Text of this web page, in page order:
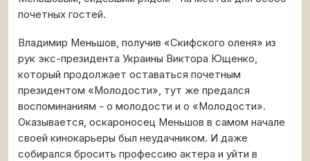
почетных гостей.
Владимир Меньшов, получив «Скифского оленя» из
рук экс-президента Украины Виктора Ющенко,
который продолжает оставаться почетным
президентом «Молодости», тут же предался
воспоминаниям - о молодости и о «Молодости».
Оказывается, оскароносец Меньшов в самом начале
своей кинокарьеры был неудачником. И даже
собирался бросить профессию актера и уйти в